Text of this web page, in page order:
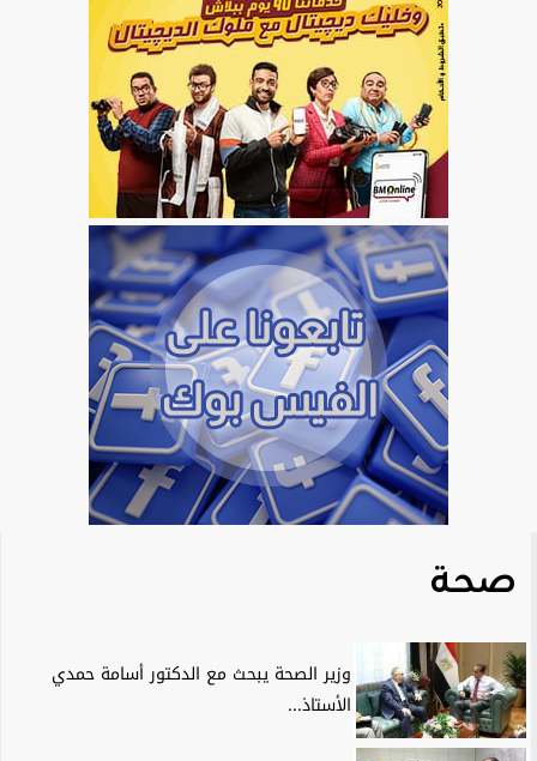
صحة
وزير الصحة يبحث مع الدكتور أسامة حمدي
الأستاذ...